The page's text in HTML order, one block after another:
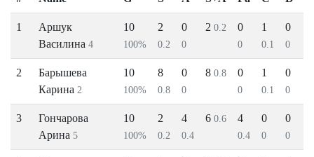
1
Аршук
Василина 4
10
100%
2
0.2
0
0
2 0.2 0
0
1
0.1
0
0
2
Барышева
Карина 2
10
100%
8
0.8
0
0
8 0.8 0
0
1
0.1
0
0
3
Гончарова
Арина 5
10
100%
2
0.2
4
0.4
6 0.6 4
0.4
0
0
0
0